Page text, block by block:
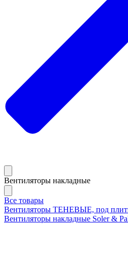
Вентиляторы накладные
Все товары
Вентиляторы ТЕНЕВЫЕ, под
Вентиляторы накладные Soler &